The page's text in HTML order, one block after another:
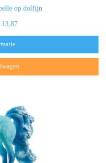
op dolfijn
13,87